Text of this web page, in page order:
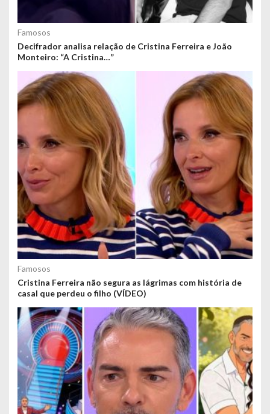
Famosos
Decifrador analisa relação de Cristina Ferreira e João
Monteiro: “A Cristina…”
Famosos
Cristina Ferreira não segura as lágrimas com história de
casal que perdeu o filho (VÍDEO)